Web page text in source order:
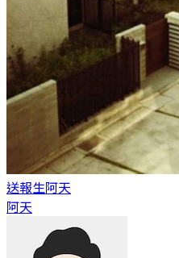
送報生阿天
阿天